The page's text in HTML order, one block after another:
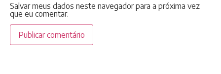
Salvar meus dados neste navegador para a próxima vez
que eu comentar.